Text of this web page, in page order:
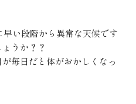
早い段階から異常な天候です
うか？？
毎日だと体がおかしくなっ